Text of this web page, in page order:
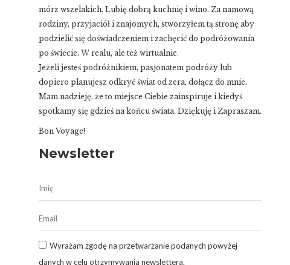
mórz wszelakich. Lubię dobrą kuchnię i wino. Za namową
rodziny, przyjaciół i znajomych, stworzyłem tą stronę aby
podzielić się doświadczeniem i zachęcić do podróżowania
po świecie. W realu, ale też wirtualnie.
Jeżeli jesteś podróżnikiem, pasjonatem podróży lub
dopiero planujesz odkryć świat od zera, dołącz do mnie.
Mam nadzieję, że to miejsce Ciebie zainspiruje i kiedyś
spotkamy się gdzieś na końcu świata. Dziękuję i Zapraszam.
Bon Voyage!
Newsletter
Wyrażam zgodę na przetwarzanie podanych powyżej
danych w celu otrzymywania newslettera.